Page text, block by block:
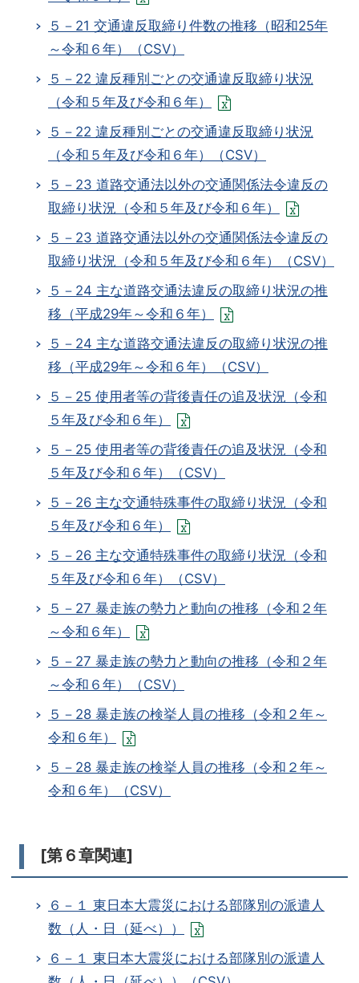
５－21 交通違反取締り件数の推移（昭和25年
～令和６年）（CSV）
５－22 違反種別ごとの交通違反取締り状況
（令和５年及び令和６年）
５－22 違反種別ごとの交通違反取締り状況
（令和５年及び令和６年）（CSV）
５－23 道路交通法以外の交通関係法令違反の
取締り状況（令和５年及び令和６年）
５－23 道路交通法以外の交通関係法令違反の
取締り状況（令和５年及び令和６年）（CSV）
５－24 主な道路交通法違反の取締り状況の推
移（平成29年～令和６年）
５－24 主な道路交通法違反の取締り状況の推
移（平成29年～令和６年）（CSV）
５－25 使用者等の背後責任の追及状況（令和
５年及び令和６年）
５－25 使用者等の背後責任の追及状況（令和
５年及び令和６年）（CSV）
５－26 主な交通特殊事件の取締り状況（令和
５年及び令和６年）
５－26 主な交通特殊事件の取締り状況（令和
５年及び令和６年）（CSV）
５－27 暴走族の勢力と動向の推移（令和２年
～令和６年）
５－27 暴走族の勢力と動向の推移（令和２年
～令和６年）（CSV）
５－28 暴走族の検挙人員の推移（令和２年～
令和６年）
５－28 暴走族の検挙人員の推移（令和２年～
令和６年）（CSV）
[第６章関連]
６－１ 東日本大震災における部隊別の派遣人
数（人・日（延べ））
６－１ 東日本大震災における部隊別の派遣人